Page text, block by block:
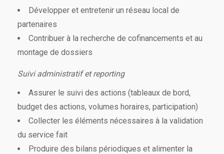
Développer et entretenir un réseau local de
partenaires
Contribuer à la recherche de cofinancements et au
montage de dossiers
Suivi administratif et reporting
Assurer le suivi des actions (tableaux de bord,
budget des actions, volumes horaires, participation)
Collecter les éléments nécessaires à la validation
du service fait
Produire des bilans périodiques et alimenter la